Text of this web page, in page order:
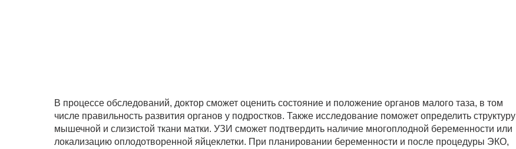
В процессе обследований, доктор сможет оценить состояние и положение органов малого таза, в том
числе правильность развития органов у подростков. Также исследование поможет определить структуру
мышечной и слизистой ткани матки. УЗИ сможет подтвердить наличие многоплодной беременности или
локализацию оплодотворенной яйцеклетки. При планировании беременности и после процедуры ЭКО,